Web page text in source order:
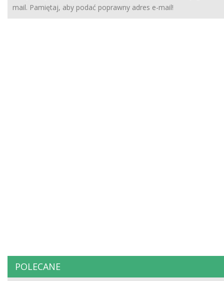
mail. Pamiętaj, aby podać poprawny adres e-mail!
POLECANE